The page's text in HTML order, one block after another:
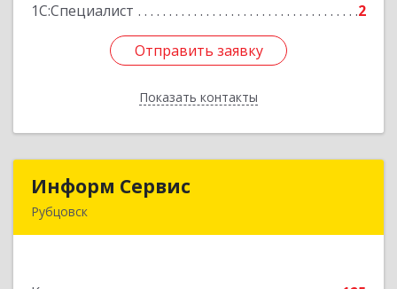
1С:Специалист
2
Отправить заявку
Показать контакты
Отправить заявку
Назад
Информ Сервис
Рубцовск